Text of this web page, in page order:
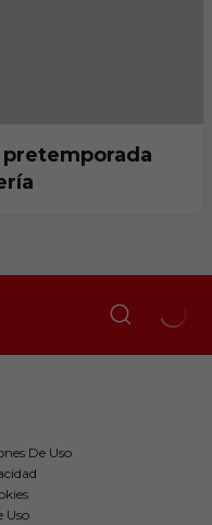
De Uso
Uso